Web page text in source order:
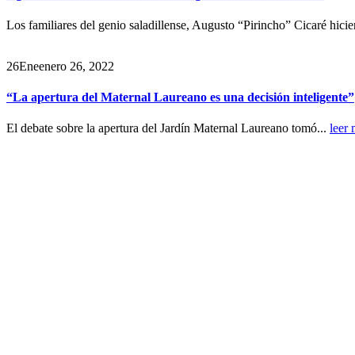
Los familiares del genio saladillense, Augusto “Pirincho” Cicaré
26Eneenero 26, 2022
“La apertura del Maternal Laureano es una decisión inteligente”
El debate sobre la apertura del Jardín Maternal Laureano tomó... leer